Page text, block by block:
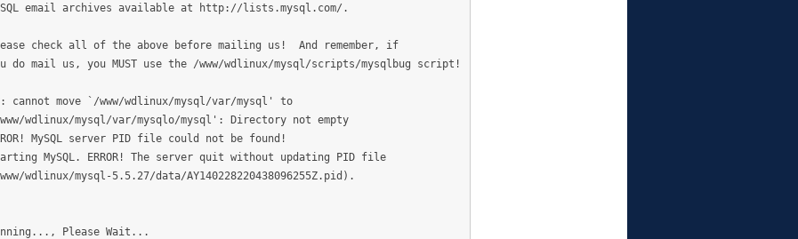
email archives available at http://lists.mysql.com/.
check all of the above before mailing us! And remember, if
do mail us, you MUST use the /www/wdlinux/mysql/scripts/mysqlbug script!
cannot move `/www/wdlinux/mysql/var/mysql' to
wdlinux/mysql/var/mysqlo/mysql': Directory not empty
MySQL server PID file could not be found!
MySQL. ERROR! The server quit without updating PID file
wdlinux/mysql-5.5.27/data/AY140228220438096255Z.pid).
Please Wait...